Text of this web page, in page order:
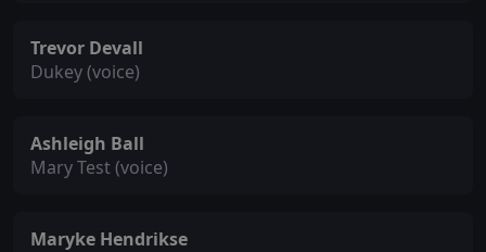
Trevor Devall
Dukey (voice)
Ashleigh Ball
Mary Test (voice)
Maryke Hendrikse